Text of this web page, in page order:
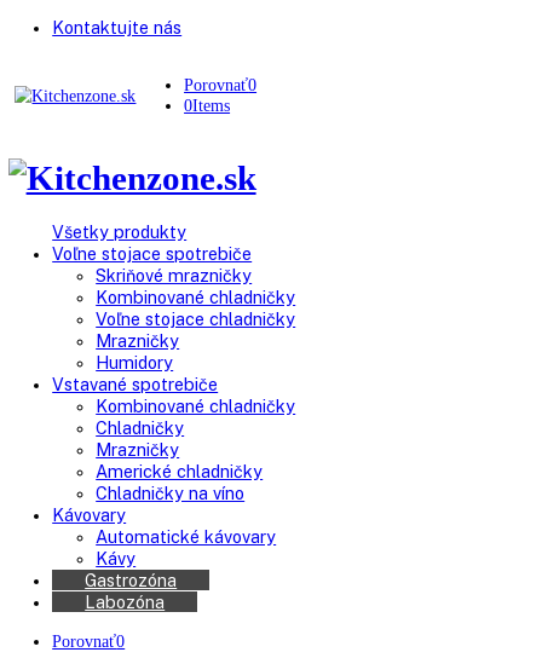
Kontaktujte nás
Porovnať
0Items
Všetky produkty
Voľne stojace spotrebiče
Skriňové mrazničky
Kombinované chladničky
Voľne stojace chladničky
Mrazničky
Humidory
Vstavané spotrebiče
Kombinované chladničky
Chladničky
Mrazničky
Americké chladničky
Chladničky na víno
Kávovary
Automatické kávovary
Gastrozóna